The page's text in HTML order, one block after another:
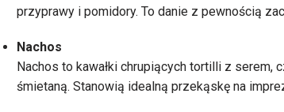
przyprawy i pomidory. To danie z pewnością
Nachos
Nachos to kawałki chrupiących tortilli z serem,
śmietaną. Stanowią idealną przekąskę na